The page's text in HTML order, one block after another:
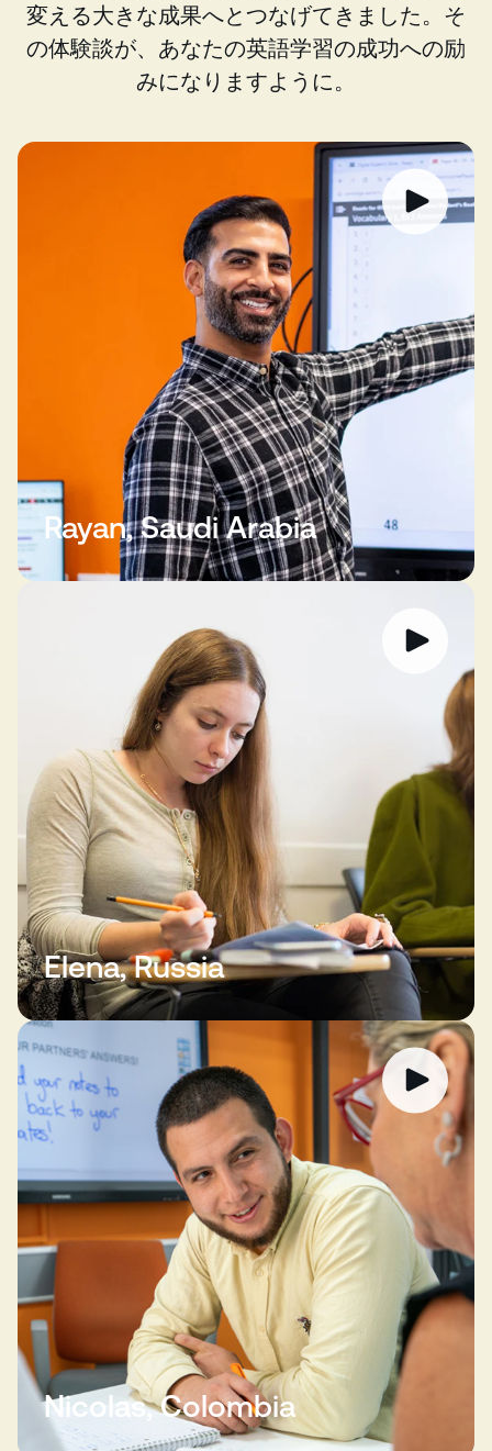
変える大きな成果へとつなげてきました。そ
の体験談が、あなたの英語学習の成功への励
みになりますように。
Rayan, Saudi Arabia
Elena, Russia
Nicolas, Colombia